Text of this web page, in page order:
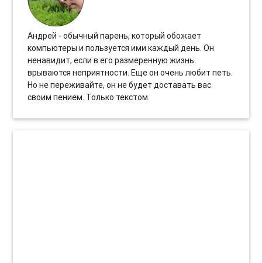
Андрей - обычный парень, который обожает
компьютеры и пользуется ими каждый день. Он
ненавидит, если в его размеренную жизнь
врываются неприятности. Еще он очень любит петь.
Но не переживайте, он не будет доставать вас
своим пением. Только текстом.